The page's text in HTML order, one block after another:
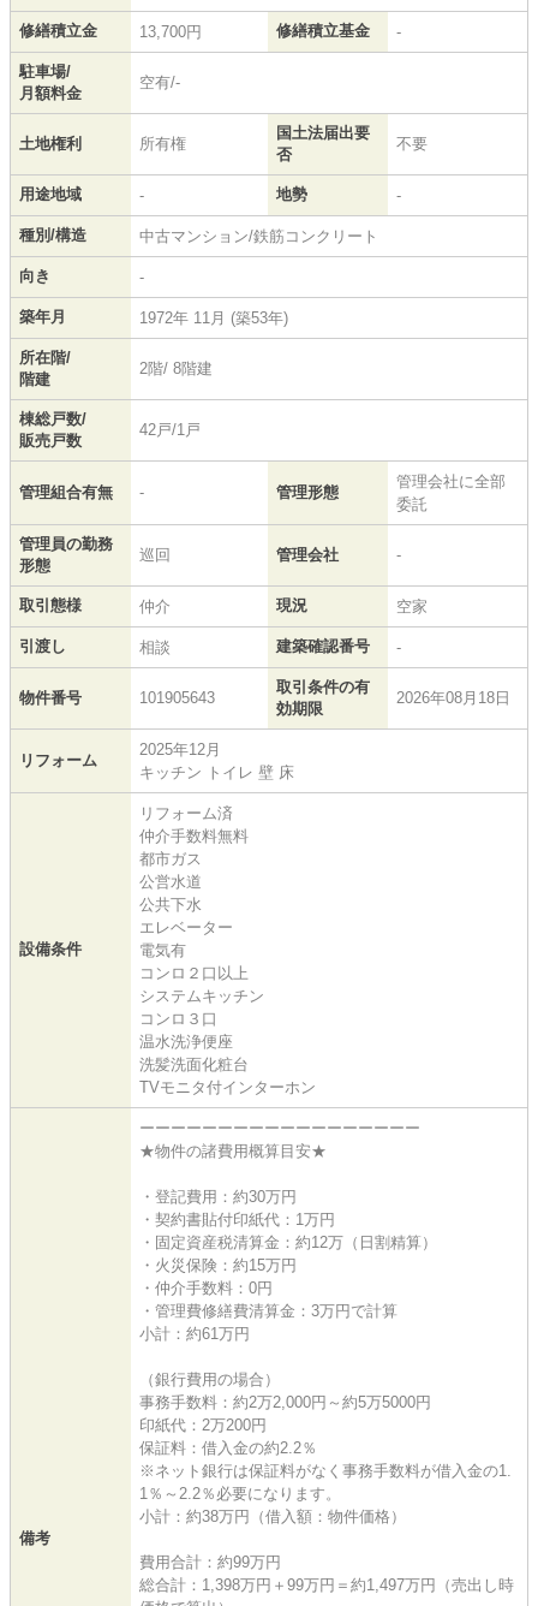
修繕積立金 13,700円 修繕積立基金 -
駐車場/
月額料金
空有/-
土地権利 所有権
国土法届出要
否
不要
用途地域 - 地勢 -
種別/構造 中古マンション/鉄筋コンクリート
向き -
築年月 1972年 11月 (築53年)
所在階/
階建
2階/ 8階建
棟総戸数/
販売戸数
42戸/1戸
管理組合有無 - 管理形態
管理会社に全部
委託
管理員の勤務
形態
巡回 管理会社 -
取引態様 仲介 現況 空家
引渡し 相談 建築確認番号 -
物件番号 101905643
取引条件の有
効期限
2026年08月18日
リフォーム
2025年12月
キッチン トイレ 壁 床
設備条件
リフォーム済
仲介手数料無料
都市ガス
公営水道
公共下水
エレベーター
電気有
コンロ２口以上
システムキッチン
コンロ３口
温水洗浄便座
洗髪洗面化粧台
TVモニタ付インターホン
備考
ーーーーーーーーーーーーーーーーーー
★物件の諸費用概算目安★
・登記費用：約30万円
・契約書貼付印紙代：1万円
・固定資産税清算金：約12万（日割精算）
・火災保険：約15万円
・仲介手数料：0円
・管理費修繕費清算金：3万円で計算
小計：約61万円
（銀行費用の場合）
事務手数料：約2万2,000円～約5万5000円
印紙代：2万200円
保証料：借入金の約2.2％
※ネット銀行は保証料がなく事務手数料が借入金の1.
1％～2.2％必要になります。
小計：約38万円（借入額：物件価格）
費用合計：約99万円
総合計：1,398万円＋99万円＝約1,497万円（売出し時